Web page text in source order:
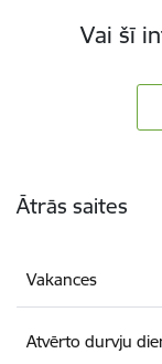
Vai šī
Ātrās saites
Vakances
Atvērto durvju